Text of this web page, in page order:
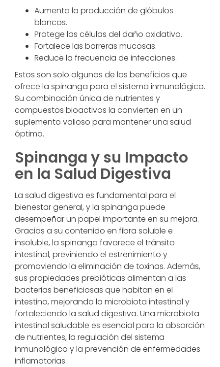
Aumenta la producción de glóbulos
blancos.
Protege las células del daño oxidativo.
Fortalece las barreras mucosas.
Reduce la frecuencia de infecciones.
Estos son solo algunos de los beneficios que
ofrece la spinanga para el sistema inmunológico.
Su combinación única de nutrientes y
compuestos bioactivos la convierten en un
suplemento valioso para mantener una salud
óptima.
Spinanga y su Impacto
en la Salud Digestiva
La salud digestiva es fundamental para el
bienestar general, y la spinanga puede
desempeñar un papel importante en su mejora.
Gracias a su contenido en fibra soluble e
insoluble, la spinanga favorece el tránsito
intestinal, previniendo el estreñimiento y
promoviendo la eliminación de toxinas. Además,
sus propiedades prebióticas alimentan a las
bacterias beneficiosas que habitan en el
intestino, mejorando la microbiota intestinal y
fortaleciendo la salud digestiva. Una microbiota
intestinal saludable es esencial para la absorción
de nutrientes, la regulación del sistema
inmunológico y la prevención de enfermedades
inflamatorias.